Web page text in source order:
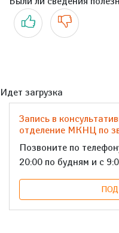
Да Нет
Идет загрузка
Запись в
отделение МКНЦ по
Позвоните по
20:00 по будням и с